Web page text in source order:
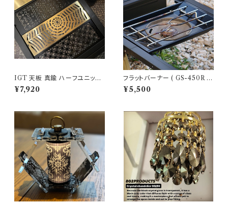
IGT 天板 真鍮 ハーフユニット
【 スパイダー 】アイアングリルテ
ーブル Snow Peak スノーピー
¥7,920
フラットバーナー ( GS-450R )
ブラック塗装 カスタム SnowPe
ak スノーピーク
¥5,500